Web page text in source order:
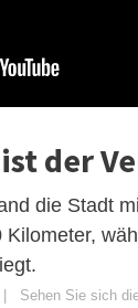
der
die Stadt
Sehen Sie sich